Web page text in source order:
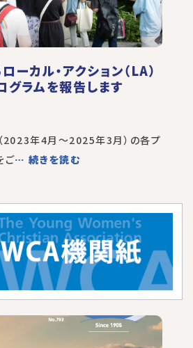
ーカル・アクション（LA）
ラムを報告します
2023年4月～2025年3月）の各プ
ご… 続きを読む